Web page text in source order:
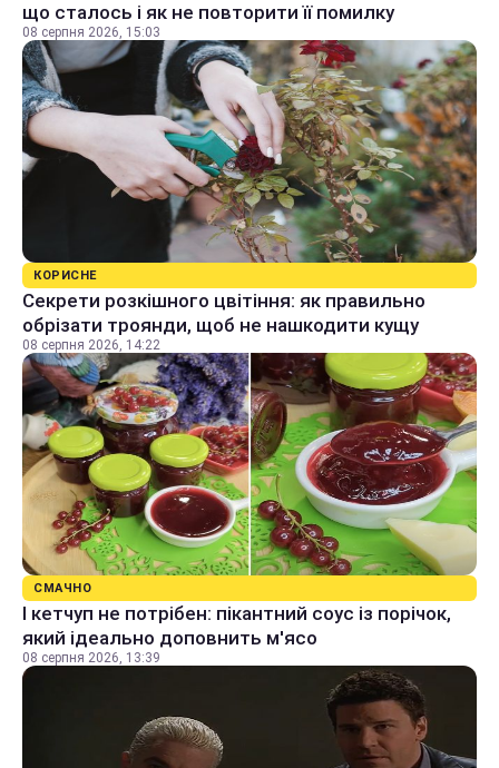
що сталось і як не повторити її помилку
08 серпня 2026, 15:03
КОРИСНЕ
Секрети розкішного цвітіння: як правильно
обрізати троянди, щоб не нашкодити кущу
08 серпня 2026, 14:22
СМАЧНО
І кетчуп не потрібен: пікантний соус із порічок,
який ідеально доповнить м'ясо
08 серпня 2026, 13:39